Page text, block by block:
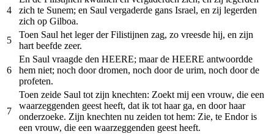
4
zich te Sunem; en Saul vergaderde gans Israel, en zij legerden
zich op Gilboa.
5
Toen Saul het leger der Filistijnen zag, zo vreesde hij, en zijn
hart beefde zeer.
6
En Saul vraagde den HEERE; maar de HEERE antwoordde
hem niet; noch door dromen, noch door de urim, noch door de
profeten.
7
Toen zeide Saul tot zijn knechten: Zoekt mij een vrouw, die een
waarzeggenden geest heeft, dat ik tot haar ga, en door haar
onderzoeke. Zijn knechten nu zeiden tot hem: Zie, te Endor is
een vrouw, die een waarzeggenden geest heeft.